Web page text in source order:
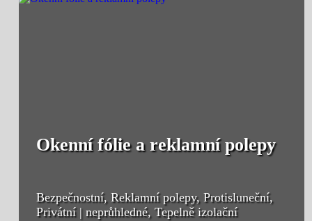
Okenní fólie a reklamní polepy
Bezpečnostní, Reklamní polepy, Protisluneční,
Privátní | neprůhledné, Tepelně izolační